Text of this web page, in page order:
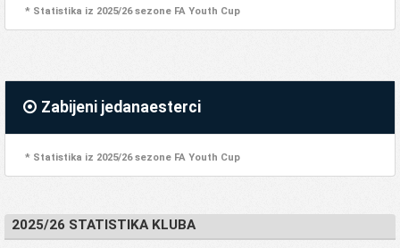
* Statistika iz 2025/26 sezone FA Youth Cup
Zabijeni jedanaesterci
* Statistika iz 2025/26 sezone FA Youth Cup
2025/26 STATISTIKA KLUBA